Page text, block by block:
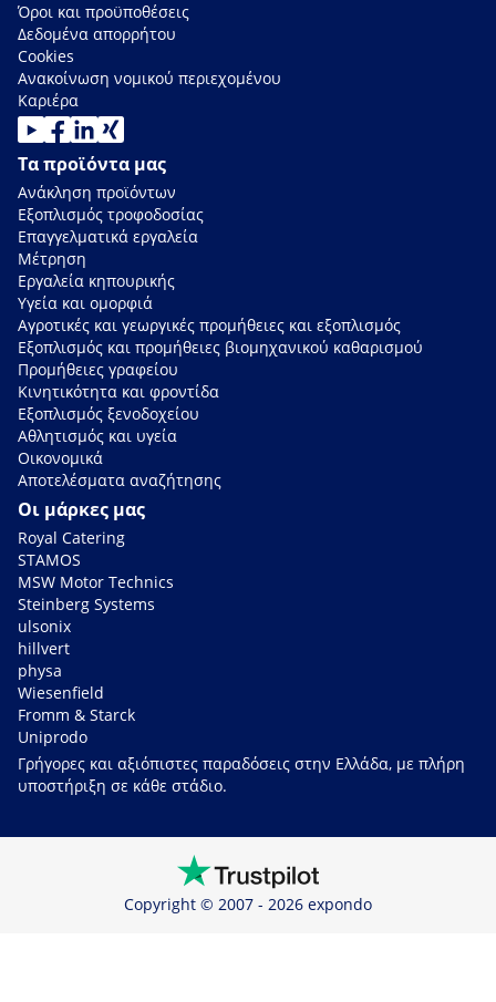
Όροι και προϋποθέσεις
Δεδομένα απορρήτου
Cookies
Ανακοίνωση νομικού περιεχομένου
Καριέρα
Τα προϊόντα μας
Ανάκληση προϊόντων
Εξοπλισμός τροφοδοσίας
Επαγγελματικά εργαλεία
Μέτρηση
Εργαλεία κηπουρικής
Υγεία και ομορφιά
Αγροτικές και γεωργικές προμήθειες και εξοπλισμός
Εξοπλισμός και προμήθειες βιομηχανικού καθαρισμού
Προμήθειες γραφείου
Κινητικότητα και φροντίδα
Εξοπλισμός ξενοδοχείου
Αθλητισμός και υγεία
Οικονομικά
Αποτελέσματα αναζήτησης
Οι μάρκες μας
Royal Catering
STAMOS
MSW Motor Technics
Steinberg Systems
ulsonix
hillvert
physa
Wiesenfield
Fromm & Starck
Uniprodo
Γρήγορες και αξιόπιστες παραδόσεις στην Ελλάδα, με πλήρη
υποστήριξη σε κάθε στάδιο.
Copyright © 2007 - 2026 expondo